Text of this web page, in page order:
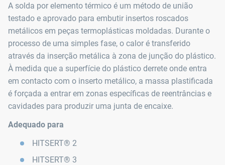
A solda por elemento térmico é um método de união
testado e aprovado para embutir insertos roscados
metálicos em peças termoplásticas moldadas. Durante o
processo de uma simples fase, o calor é transferido
através da inserção metálica à zona de junção do plástico.
À medida que a superfície do plástico derrete onde entra
em contacto com o inserto metálico, a massa plastificada
é forçada a entrar em zonas específicas de reentrâncias e
cavidades para produzir uma junta de encaixe.
Adequado para
HITSERT® 2
HITSERT® 3